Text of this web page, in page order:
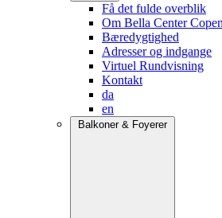
Få det fulde overblik
Om Bella Center
Bæredygtighed
Adresser og indgange
Virtuel Rundvisning
Kontakt
da
en
Balkoner & Foyerer